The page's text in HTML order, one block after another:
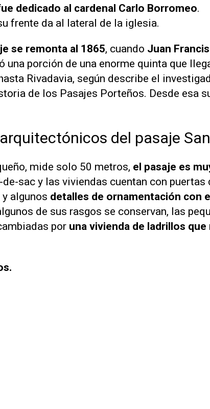
dedicado al cardenal Carlo Borromeo.
frente da al lateral de la iglesia.
se remonta al 1865, cuando Juan
una porción de una enorme quinta que
Rivadavia, según describe el
de los Pasajes Porteños. Desde esa
del pasaje
mide solo 50 metros, el pasaje es
sac y las viviendas cuentan con puertas
algunos detalles de ornamentación con
de sus rasgos se conservan, las
por una vivienda de ladrillos que